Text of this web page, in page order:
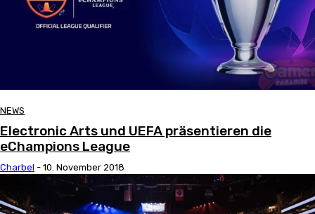
NEWS
Electronic Arts und UEFA präsentieren die
eChampions League
Charbel - 10. November 2018